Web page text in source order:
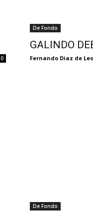
0
De Fondo
GALINDO
Fernando Diaz de
De Fondo